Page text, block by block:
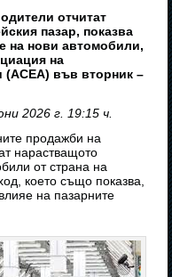
отчитат
пазар, показва
на нови автомобили,
на
във вторник –
2026 г. 19:15 ч.
продажби на
нарастващото
от страна на
което също показва,
на пазарните